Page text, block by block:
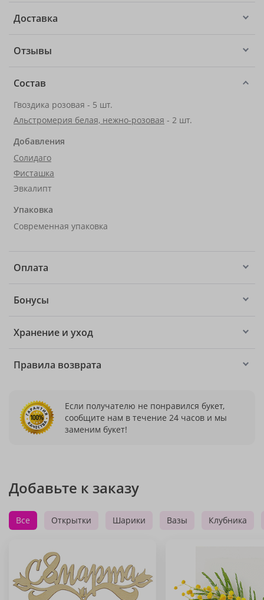
Доставка
Отзывы
Состав
Гвоздика розовая - 5 шт.
Альстромерия белая, нежно-розовая - 2 шт.
Добавления
Солидаго
Фисташка
Эвкалипт
Упаковка
Современная упаковка
Оплата
Бонусы
Хранение и уход
Правила возврата
Если получателю не понравился букет,
сообщите нам в течение 24 часов и мы
заменим букет!
Добавьте к заказу
Все Открытки Шарики Вазы Клубника